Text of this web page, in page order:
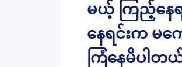
မယ့် ကြည့်နေ
နေရင်းက မက
ကြံနေမိပါတ